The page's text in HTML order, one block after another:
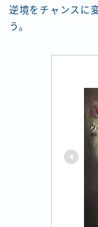
逆境をチャンスに
う。